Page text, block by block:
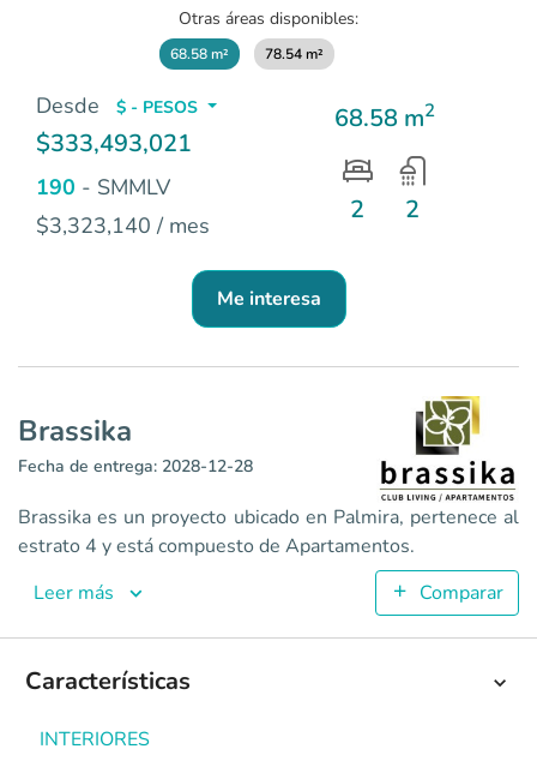
Brassika
Apartamentos en Palmira <p><strong>¡Brassika Club
4
2
0
Otras áreas disponibles:
68.58 m² 78.54 m²
Desde $ - PESOS
$333,493,021
190 - SMMLV
$3,323,140 / mes
68.58 m2
2 2
Me interesa
Brassika
Fecha de entrega: 2028-12-28
Brassika es un proyecto ubicado en Palmira, pertenece al
estrato 4 y está compuesto de Apartamentos.
Leer más
Comparar
Características
INTERIORES